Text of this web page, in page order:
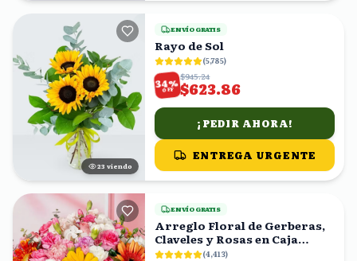
22 viendo
ENVÍO GRATIS
Rayo de Sol
(5,785)
34%
OFF
$945.24
$623.86
¡PEDIR AHORA!
ENTREGA URGENTE
ENVÍO GRATIS
Arreglo Floral de Gerberas,
Claveles y Rosas en Caja
Blanca
(4,413)